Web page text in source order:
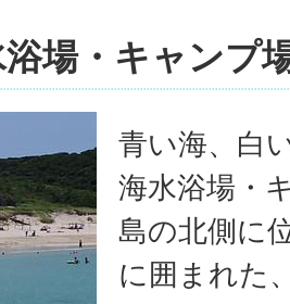
場・キャンプ
青い海、白
海水浴場・
島の北側に
に囲まれた